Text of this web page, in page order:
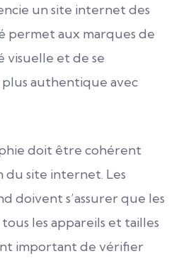
un site internet des
permet aux marques de
et de se
authentique avec
doit être cohérent
du site internet. Les
doivent s’assurer que les
les appareils et tailles
important de vérifier